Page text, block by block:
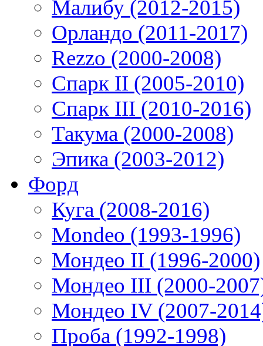
Малибу (2012-2015)
Орландо (2011-2017)
Rezzo (2000-2008)
Спарк II (2005-2010)
Спарк III (2010-2016)
Такума (2000-2008)
Эпика (2003-2012)
Форд
Куга (2008-2016)
Mondeo (1993-1996)
Мондео II (1996-2000)
Мондео III (2000-
Мондео IV (2007-
Проба (1992-1998)